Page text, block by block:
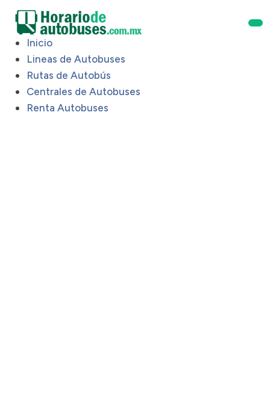
Inicio
Lineas de Autobuses
Rutas de Autobús
Centrales de Autobuses
Renta Autobuses